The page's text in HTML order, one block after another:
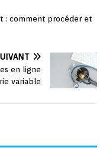
: comment procéder et
en ligne
variable